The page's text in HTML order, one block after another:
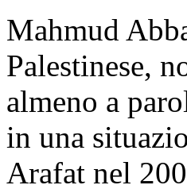
Mahmud
Palestinese,
almeno a
in una
Arafat nel